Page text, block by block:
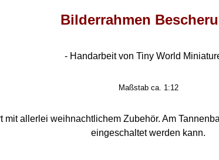
Bilderrahmen
- Handarbeit von Tiny World
Maßstab ca. 1:12
mit allerlei weihnachtlichem Zubehör. Am
eingeschaltet werden kann.